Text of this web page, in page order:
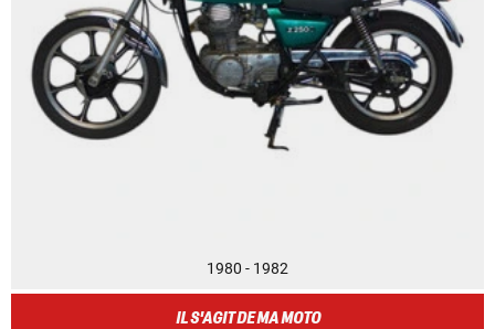
1980 - 1982
IL S'AGIT DE MA MOTO